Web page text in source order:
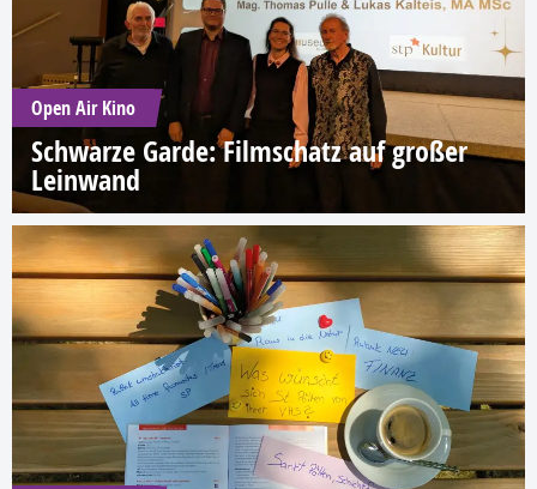
Open Air Kino
Schwarze Garde: Filmschatz auf großer
Leinwand